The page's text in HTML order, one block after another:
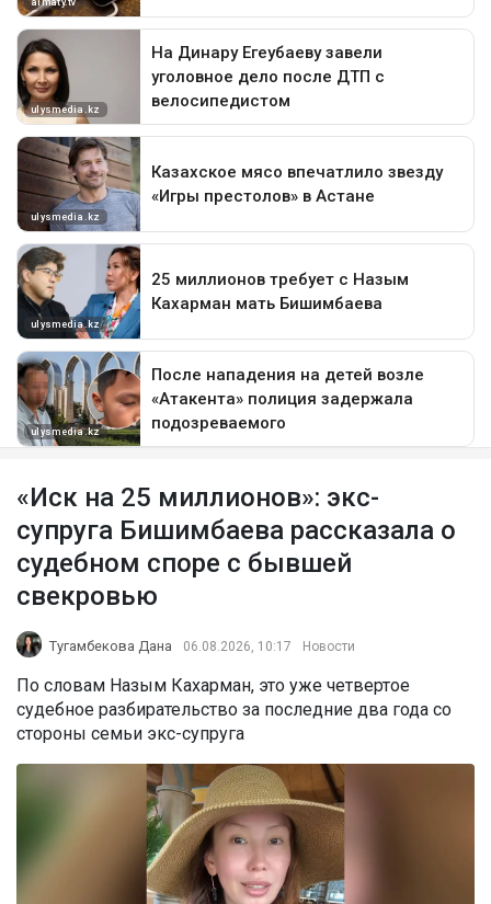
«Иск на 25 миллионов»: экс-
супруга Бишимбаева рассказала о
судебном споре с бывшей
свекровью
Тугамбекова Дана 06.08.2026, 10:17 Новости
По словам Назым Кахарман, это уже четвертое
судебное разбирательство за последние два года со
стороны семьи экс-супруга